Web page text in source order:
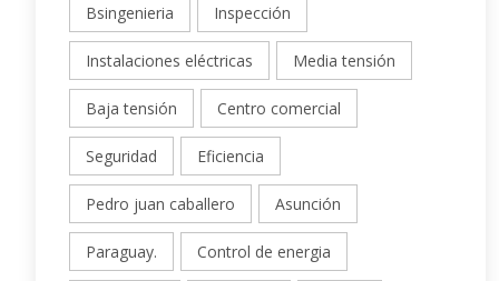
Bsingenieria Inspección
Instalaciones eléctricas Media tensión
Baja tensión Centro comercial
Seguridad Eficiencia
Pedro juan caballero Asunción
Paraguay. Control de energia